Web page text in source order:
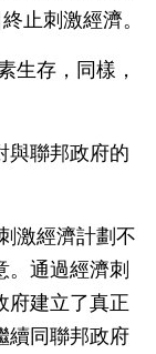
止刺激經濟。
生存，同樣，
與聯邦政府的
激經濟計劃不
。通過經濟刺
府建立了真正
續同聯邦政府